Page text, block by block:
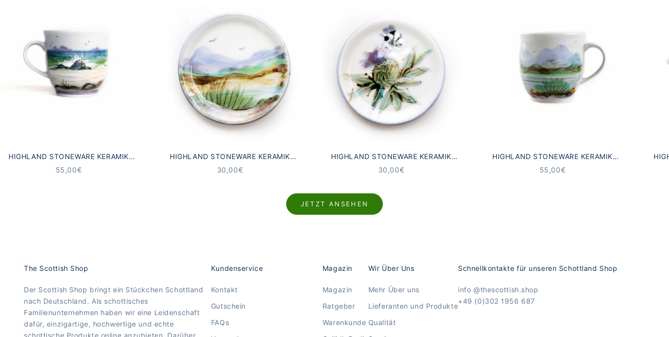
HIGHLAND STONEWARE KERAMIK
BECHER SCHOTTISCHE
ANGEBOT
55,00€
HIGHLAND STONEWARE KERAMIK
UNTERSETZER SCHOTTISCHE
ANGEBOT
30,00€
HIGHLAND STONEWARE KERAMIK
UNTERSETZER SCHOTTISCHE DISTEL
ANGEBOT
30,00€
HIGHLAND STONEWARE KERAMIK
BECHER SCHOTTISCHE LANDSCHAFT
ANGEBOT
55,00€
JETZT ANSEHEN
The Scottish Shop
Der Scottish Shop bringt ein Stückchen Schottland
nach Deutschland. Als schottisches
Familienunternehmen haben wir eine Leidenschaft
dafür, einzigartige, hochwertige und echte
Kundenservice
Kontakt
Gutschein
FAQs
Magazin
Magazin
Ratgeber
Warenkunde
Wir Über Uns
Mehr Über uns
Lieferanten und Produkte
Qualität
Schnellkontakte für unseren Schottland Shop
info @thescottish.shop
+49 (0)302 1956 687